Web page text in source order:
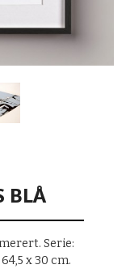
BLÅ
Serie:
x 30 cm.